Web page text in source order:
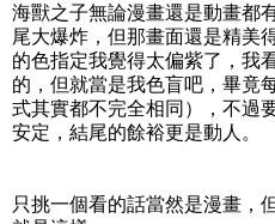
海獸之子無論漫畫還是動畫都
尾大爆炸，但那畫面還是精美
的色指定我覺得太偏紫了，我
的，但就當是我色盲吧，畢竟
式其實都不完全相同），不過
安定，結尾的餘裕更是動人。
只挑一個看的話當然是漫畫，